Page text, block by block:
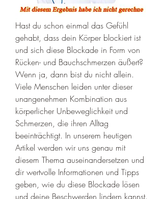
Hast du schon einmal das Gefühl
gehabt, dass dein Körper blockiert ist
und sich diese Blockade in Form von
Rücken- und Bauchschmerzen äußert?
Wenn ja, dann bist du nicht allein.
Viele Menschen leiden unter dieser
unangenehmen Kombination aus
körperlicher Unbeweglichkeit und
Schmerzen, die ihren Alltag
beeinträchtigt. In unserem heutigen
Artikel werden wir uns genau mit
diesem Thema auseinandersetzen und
dir wertvolle Informationen und Tipps
geben, wie du diese Blockade lösen
und deine Beschwerden lindern kannst.